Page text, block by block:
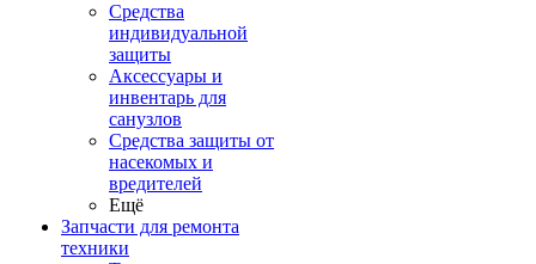
Средства
индивидуальной
защиты
Аксессуары и
инвентарь для
санузлов
Средства защиты от
насекомых и
вредителей
Ещё
Запчасти для ремонта
техники